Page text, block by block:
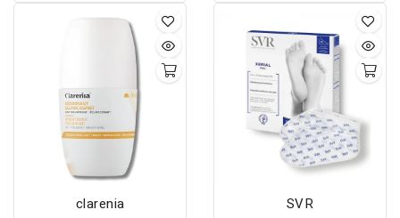
à large spectre, un indice
de protection 50+, de
puissants antioxydants et
composants anti-
pigmentation. Rétablit un
niveau d’hydratation
optimal, réduit l’apparition
de pigmentation. Texture
hydratant et apaisant,
idéal pour tous les types
de peau, même les plus
sensibles. Il hydrate
intensément, apaise les
irritations et offre un
confort immédiat grâce à
sa texture légère et
clarenia SVR